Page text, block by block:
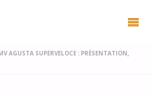
AGUSTA SUPERVELOCE : PRÉSENTATION,